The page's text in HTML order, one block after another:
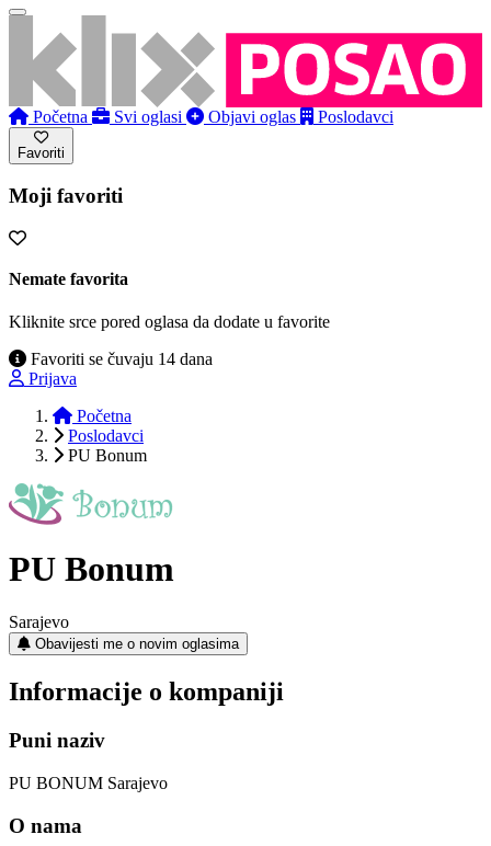
Početna Svi oglasi Objavi oglas Poslodavci
Favoriti
Moji favoriti
Nemate favorita
Kliknite srce pored oglasa da dodate u favorite
Favoriti se čuvaju 14 dana
Prijava
Početna
Poslodavci
PU Bonum
PU Bonum
Sarajevo
Obavijesti me o novim oglasima
Informacije o kompaniji
Puni naziv
PU BONUM Sarajevo
O nama